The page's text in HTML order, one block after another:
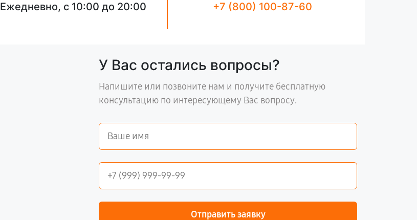
Ежедневно, с 10:00 до 20:00 +7 (800) 100-87-60
У Вас остались вопросы?
Напишите или позвоните нам и получите бесплатную
консультацию по интересующему Вас вопросу.
Отправить заявку